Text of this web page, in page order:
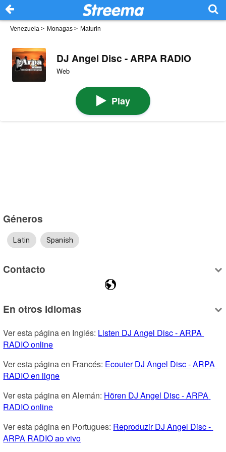
Venezuela > Monagas > Maturin
DJ Angel Disc - ARPA RADIO
Web
Play
Géneros
Latin Spanish
Contacto
En otros idiomas
Ver esta página en Inglés: Listen DJ Angel Disc - ARPA
RADIO online
Ver esta página en Francés: Ecouter DJ Angel Disc - ARPA
RADIO en ligne
Ver esta página en Alemán: Hören DJ Angel Disc - ARPA
RADIO online
Ver esta página en Portugues: Reproduzir DJ Angel Disc -
ARPA RADIO ao vivo